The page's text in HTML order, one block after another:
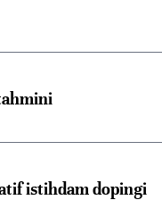
istihdam dopingi